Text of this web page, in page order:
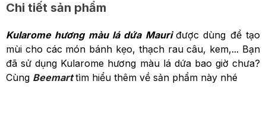
Chi tiết sản phẩm
Kularome hương màu lá dứa Mauriđược dùng để tạo
mùi cho các món bánh kẹo, thạch rau câu, kem,... Bạn
đã sử dụng Kularome hương màu lá dứa bao giờ chưa?
Cùng Beemarttìm hiểu thêm về sản phẩm này nhé